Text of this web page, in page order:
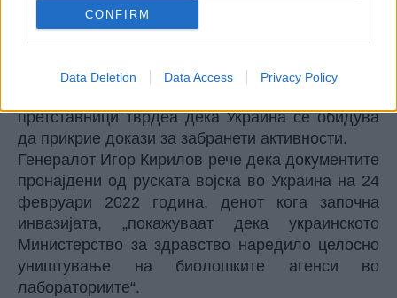
CONFIRM
Data Deletion Data Access Privacy Policy
поддржани од САД во соседните земји. Во 2018
година, руските државни медиуми објавија
давани на граѓани во лабораторија
претставници тврдеа дека Украина се обидува
да прикрие докази за забранети активности.
Генералот Игор Кирилов рече дека документите
пронајдени од руската војска во Украина на 24
февруари 2022 година, денот кога започна
инвазијата, „покажуваат дека украинското
Министерство за здравство наредило целосно
уништување на биолошките агенси во
лабораториите“.